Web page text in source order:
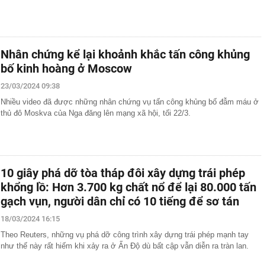
Nhân chứng kể lại khoảnh khắc tấn công khủng
bố kinh hoàng ở Moscow
23/03/2024 09:38
Nhiều video đã được những nhân chứng vụ tấn công khủng bố đẫm máu ở
thủ đô Moskva của Nga đăng lên mạng xã hội, tối 22/3.
10 giây phá dỡ tòa tháp đôi xây dựng trái phép
khổng lồ: Hơn 3.700 kg chất nổ để lại 80.000 tấn
gạch vụn, người dân chỉ có 10 tiếng để sơ tán
18/03/2024 16:15
Theo Reuters, những vụ phá dỡ công trình xây dựng trái phép mạnh tay
như thế này rất hiếm khi xảy ra ở Ấn Độ dù bất cập vẫn diễn ra tràn lan.